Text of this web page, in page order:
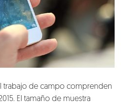
trabajo de campo comprenden
El tamaño de muestra